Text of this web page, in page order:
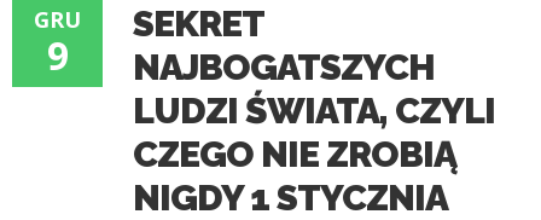
GRU
9
SEKRET
NAJBOGATSZYCH
LUDZI ŚWIATA, CZYLI
CZEGO NIE ZROBIĄ
NIGDY 1 STYCZNIA